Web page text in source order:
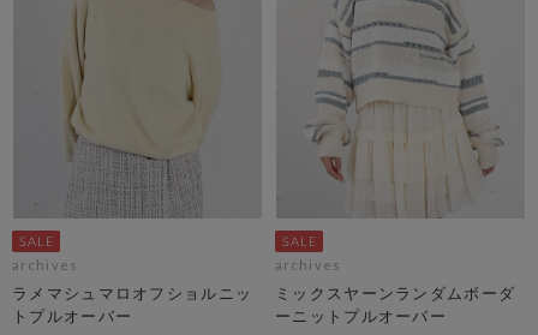
archives
ラメマシュマロオフショルニッ
トプルオーバー
archives
ミックスヤーンランダムボーダ
ーニットプルオーバー